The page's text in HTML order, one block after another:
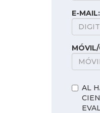
E-MAIL:
AL